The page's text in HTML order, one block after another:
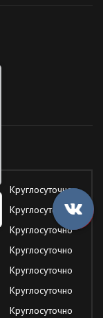
Круглосуточно
Круглосуточно
Круглосуточно
Круглосуточно
Круглосуточно
Круглосуточно
Круглосуточно